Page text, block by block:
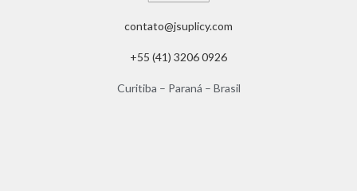
contato@jsuplicy.com
+55 (41) 3206 0926
Curitiba – Paraná – Brasil